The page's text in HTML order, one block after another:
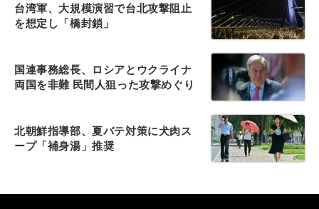
台湾軍、大規模演習で台北攻撃阻止
を想定し「橋封鎖」
国連事務総長、ロシアとウクライナ
両国を非難 民間人狙った攻撃めぐり
北朝鮮指導部、夏バテ対策に犬肉ス
ープ「補身湯」推奨